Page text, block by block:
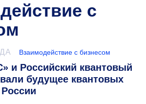
с
Взаимодействие с бизнесом
и Российский квантовый
будущее квантовых